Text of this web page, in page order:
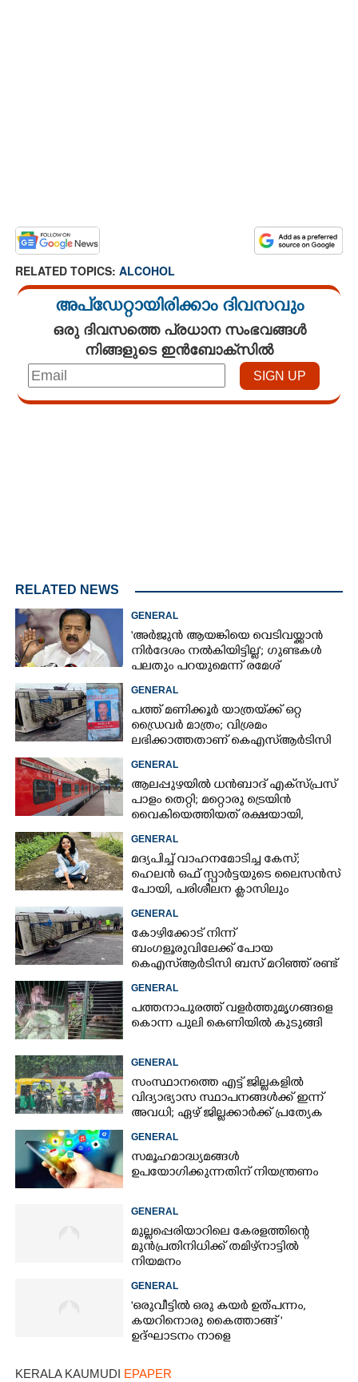
RELATED TOPICS: ALCOHOL
അപ്ഡേറ്റായിരിക്കാം ദിവസവും
ഒരു ദിവസത്തെ പ്രധാന സംഭവങ്ങൾ
നിങ്ങളുടെ ഇൻബോക്സിൽ
RELATED NEWS
GENERAL
'അർജുൻ ആയങ്കിയെ വെടിവയ്ക്കാൻ
നിർദേശം നൽകിയിട്ടില്ല'; ഗുണ്ടകൾ
പലതും പറയുമെന്ന് രമേശ്
ചെന്നിത്തല
GENERAL
പത്ത് മണിക്കൂർ യാത്രയ്‌ക്ക് ഒറ്റ
ഡ്രൈവർ മാത്രം; വിശ്രമം
ലഭിക്കാത്തതാണ് കെഎസ്‌ആർടിസി
അപകടത്തിന് കാരണമെന്ന്
വിമർശനം
GENERAL
ആലപ്പുഴയിൽ ധൻബാദ് എക്‌സ്പ്രസ്
പാളം തെറ്റി; മറ്റൊരു ട്രെയിൻ
വൈകിയെത്തിയത് രക്ഷയായി,
ഒഴിവായത് വൻ ദുരന്തം
GENERAL
മദ്യപിച്ച് വാഹനമോടിച്ച കേസ്;
ഹെലൻ ഒഫ് സ്പാർട്ടയുടെ ലൈസൻസ്
പോയി, പരിശീലന ക്ലാസിലും
പങ്കെടുക്കണം
GENERAL
കോഴിക്കോട് നിന്ന്
ബംഗളൂരുവിലേക്ക് പോയ
കെഎസ്‌ആർടിസി ബസ് മറിഞ്ഞ് രണ്ട്
മരണം; നിരവധിപേർ
ഗുരുതരാവസ്ഥയിൽ
GENERAL
പത്തനാപുരത്ത് വളർത്തുമൃഗങ്ങളെ
കൊന്ന പുലി കെണിയിൽ കുടുങ്ങി
GENERAL
സംസ്ഥാനത്തെ എട്ട് ജില്ലകളിൽ
വിദ്യാഭ്യാസ സ്ഥാപനങ്ങൾക്ക് ഇന്ന്
അവധി; ഏഴ് ജില്ലക്കാർക്ക് പ്രത്യേക
ജാഗ്രതാ മുന്നറിയിപ്പ്
GENERAL
സമൂഹമാദ്ധ്യമങ്ങൾ
ഉപയോഗിക്കുന്നതിന് നിയന്ത്രണം
GENERAL
മുല്ലപ്പെരിയാറിലെ കേരളത്തിന്റെ
മുൻപ്രതിനിധിക്ക് തമിഴ്നാട്ടിൽ
നിയമനം
GENERAL
'ഒരുവീട്ടിൽ ഒരു കയർ ഉത്പന്നം,
കയറിനൊരു കൈത്താങ്ങ് '
ഉദ്ഘാടനം നാളെ
KERALA KAUMUDI EPAPER